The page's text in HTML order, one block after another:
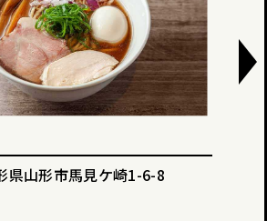
県山形市馬見ケ崎1-6-8